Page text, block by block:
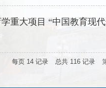
大项目 “中国教育现代化
每页 14 记录 总共 116 记录